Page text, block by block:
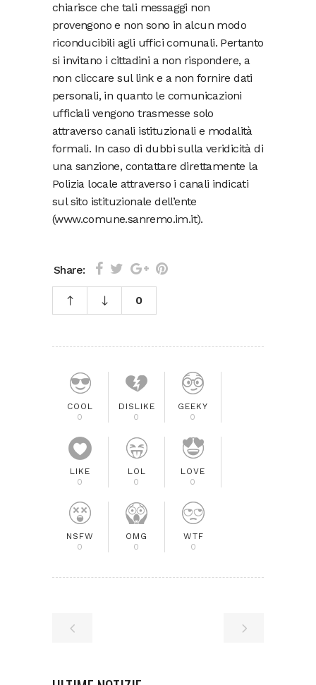
chiarisce che tali messaggi non
provengono e non sono in alcun modo
riconducibili agli uffici comunali. Pertanto
si invitano i cittadini a non rispondere, a
non cliccare sul link e a non fornire dati
personali, in quanto le comunicazioni
ufficiali vengono trasmesse solo
attraverso canali istituzionali e modalità
formali. In caso di dubbi sulla veridicità di
una sanzione, contattare direttamente la
Polizia locale attraverso i canali indicati
sul sito istituzionale dell’ente
(www.comune.sanremo.im.it).
Share:
0
COOL
0
DISLIKE
0
GEEKY
0
LIKE
0
LOL
0
LOVE
0
NSFW
0
OMG
0
WTF
0